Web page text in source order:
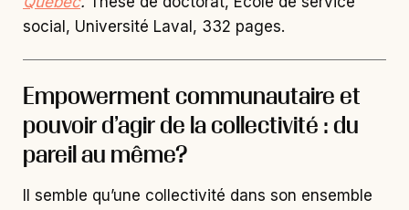
pareil au même?
Il semble qu’une collectivité dans son ensemble
ne puisse pas nécessairement vivre un
processus de développement du pouvoir d’agir
(comme le ferait un organisme ou même un
groupe informel) en raison de sa composition et
sa complexité. On ne peut en effet pas affirmer